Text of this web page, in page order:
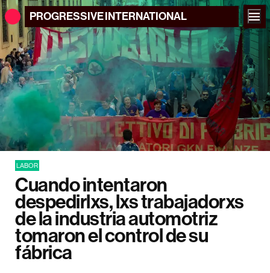
PROGRESSIVEINTERNATIONAL
LABOR
Cuando intentaron
despedirlxs, lxs trabajadorxs
de la industria automotriz
tomaron el control de su
fábrica